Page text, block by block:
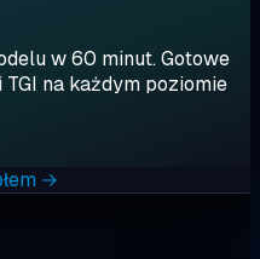
w 60 minut. Gotowe
na każdym poziomie
→